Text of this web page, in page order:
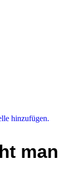
hinzufügen.
man